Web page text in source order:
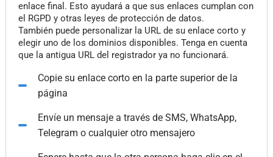
enlace final. Esto ayudará a que sus enlaces cumplan con
el RGPD y otras leyes de protección de datos.
También puede personalizar la URL de su enlace corto y
elegir uno de los dominios disponibles. Tenga en cuenta
que la antigua URL del registrador ya no funcionará.
Copie su enlace corto en la parte superior de la
página
Envíe un mensaje a través de SMS, WhatsApp,
Telegram o cualquier otro mensajero